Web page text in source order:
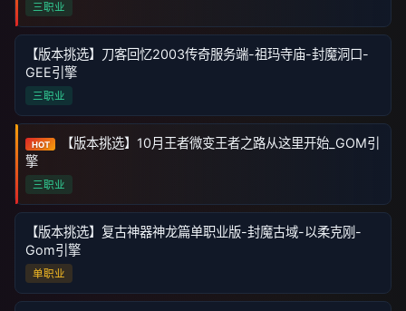
三职业
【版本挑选】刀客回忆2003传奇服务端-祖玛寺庙-封魔洞口-
GEE引擎
三职业
HOT
【版本挑选】10月王者微变王者之路从这里开始_GOM引
擎
三职业
【版本挑选】复古神器神龙篇单职业版-封魔古域-以柔克刚-
Gom引擎
单职业